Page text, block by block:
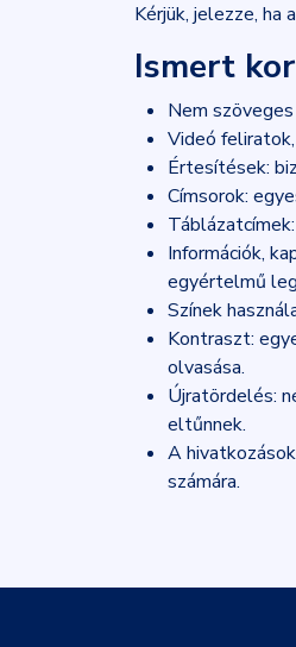
Kérjük, jelezze,
Ismert
Nem
Videó
Értesítések:
Címsorok:
Információk,
egyértelmű
Színek
Kontraszt:
olvasása.
Újratördelés:
eltűnnek.
A
számára.